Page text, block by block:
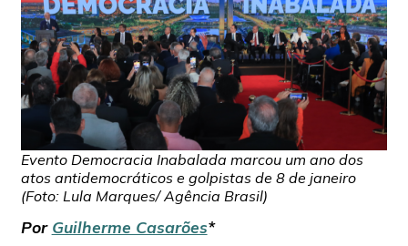
Evento Democracia Inabalada marcou um ano dos
atos antidemocráticos e golpistas de 8 de janeiro
(Foto: Lula Marques/ Agência Brasil)
Por Guilherme Casarões*